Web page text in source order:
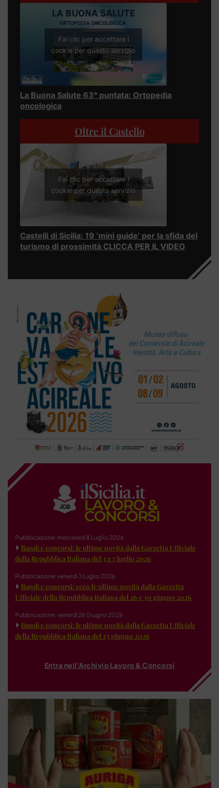
Fai clic per accettare i
cookie per questo servizio
La Buona Salute 63° puntata: Ortopedia
oncologica
Oltre il Castello
Fai clic per accettare i
cookie per questo servizio
Castelli di Sicilia: 19 ‘mini guide’ per la sfida del
turismo di prossimità CLICCA PER IL VIDEO
Pubblicazione: mercoledì 8 Luglio 2026
Bandi e concorsi: le ultime novità dalla Gazzetta Ufficiale
della Repubblica Italiana del 3 e 7 luglio 2026
Pubblicazione: venerdì 3 Luglio 2026
Bandi e concorsi: ecco le ultime novità dalla Gazzetta
Ufficiale della Repubblica Italiana del 26 e 30 giugno 2026
Pubblicazione: venerdì 26 Giugno 2026
Bandi e concorsi: le ultime novità dalla Gazzetta Ufficiale
della Repubblica Italiana del 23 giugno 2026
Entra nell'Archivio Lavoro & Concorsi